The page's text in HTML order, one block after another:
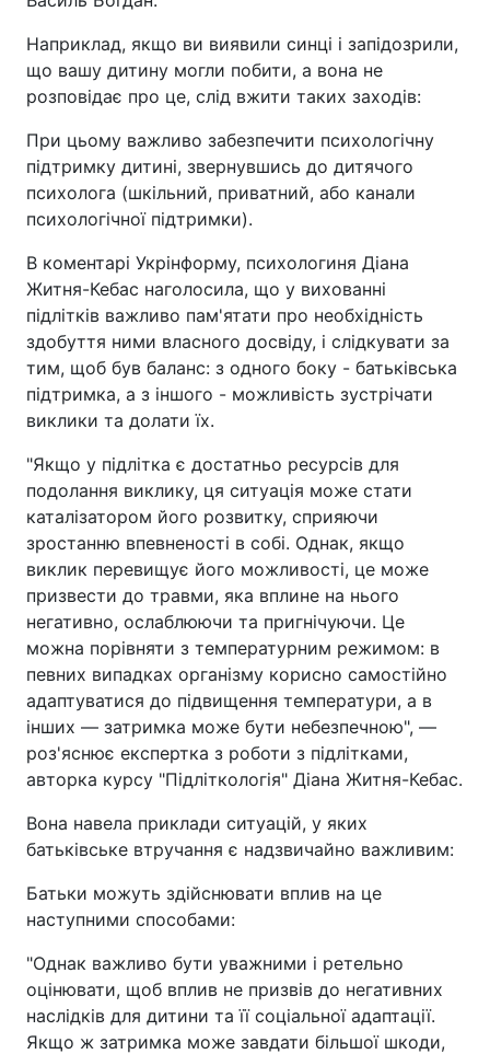
Наприклад, якщо ви виявили синці і запідозрили,
що вашу дитину могли побити, а вона не
розповідає про це, слід вжити таких заходів:
При цьому важливо забезпечити психологічну
підтримку дитині, звернувшись до дитячого
психолога (шкільний, приватний, або канали
психологічної підтримки).
В коментарі Укрінформу, психологиня Діана
Житня-Кебас наголосила, що у вихованні
підлітків важливо пам'ятати про необхідність
здобуття ними власного досвіду, і слідкувати за
тим, щоб був баланс: з одного боку - батьківська
підтримка, а з іншого - можливість зустрічати
виклики та долати їх.
"Якщо у підлітка є достатньо ресурсів для
подолання виклику, ця ситуація може стати
каталізатором його розвитку, сприяючи
зростанню впевненості в собі. Однак, якщо
виклик перевищує його можливості, це може
призвести до травми, яка вплине на нього
негативно, ослаблюючи та пригнічуючи. Це
можна порівняти з температурним режимом: в
певних випадках організму корисно самостійно
адаптуватися до підвищення температури, а в
інших — затримка може бути небезпечною", —
роз'яснює експертка з роботи з підлітками,
авторка курсу "Підліткологія" Діана Житня-Кебас.
Вона навела приклади ситуацій, у яких
батьківське втручання є надзвичайно важливим:
Батьки можуть здійснювати вплив на це
наступними способами:
"Однак важливо бути уважними і ретельно
оцінювати, щоб вплив не призвів до негативних
наслідків для дитини та її соціальної адаптації.
Якщо ж затримка може завдати більшої шкоди,